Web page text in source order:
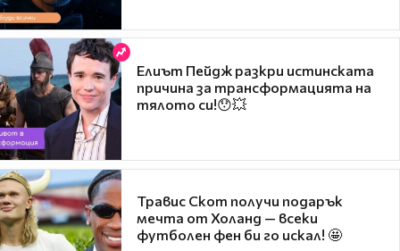
Елиът Пейдж разкри истинската
причина за трансформацията на
тялото си!😯💥
Травис Скот получи подарък
мечта от Холанд — всеки
футболен фен би го искал! 🤩